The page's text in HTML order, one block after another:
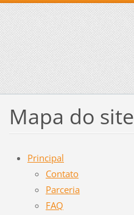
Mapa do site
Principal
Contato
Parceria
FAQ